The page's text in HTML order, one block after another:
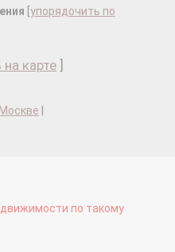
упорядочить по
на карте
по такому